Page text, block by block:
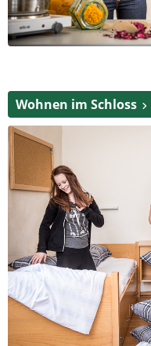
Wohnen im Schloss